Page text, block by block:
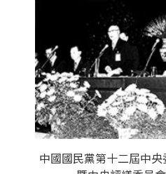
中國國民黨第十二屆中